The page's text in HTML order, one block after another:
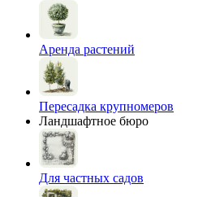
Аренда растений
Пересадка крупномеров
Ландшафтное бюро
Для частных садов